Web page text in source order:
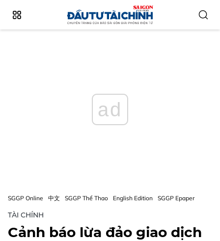
ad
SGGP Online 中文 SGGP Thể Thao English Edition SGGP Epaper
TÀI CHÍNH
Cảnh báo lừa đảo giao dịch